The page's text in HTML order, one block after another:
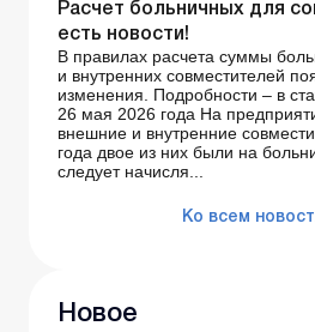
Расчет больничных для
есть новости!
В правилах расчета суммы
и внутренних совместителей
изменения. Подробности – в
26 мая 2026 года На
внешние и внутренние
года двое из них были на
следует начисля...
Ко всем
Новое